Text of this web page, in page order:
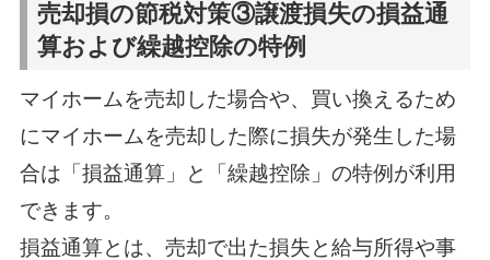
売却損の節税対策③譲渡損失の損益通
算および繰越控除の特例
マイホームを売却した場合や、買い換えるため
にマイホームを売却した際に損失が発生した場
合は「損益通算」と「繰越控除」の特例が利用
できます。
損益通算とは、売却で出た損失と給与所得や事